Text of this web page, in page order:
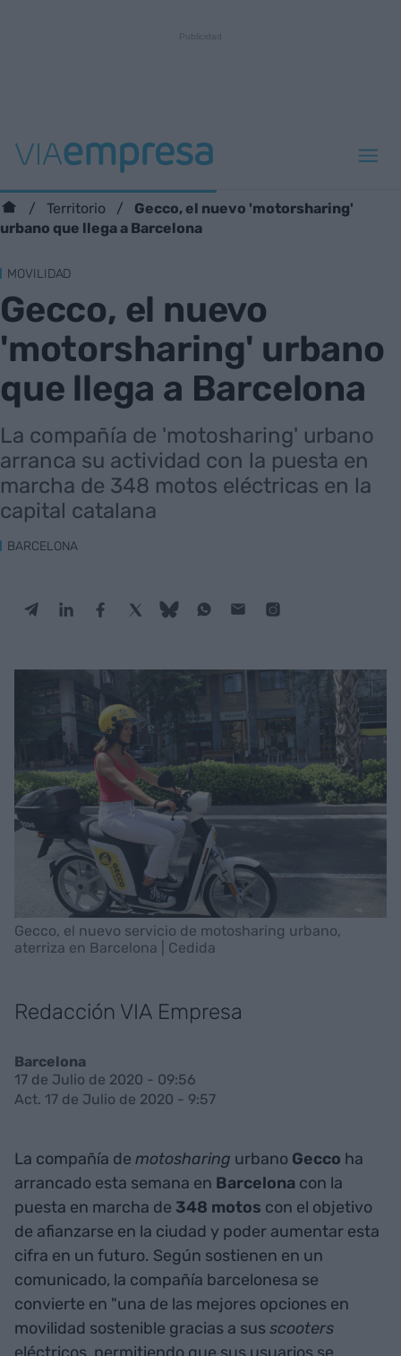
Territorio
Gecco, el nuevo 'motorsharing'
urbano que llega a Barcelona
MOVILIDAD
Gecco, el nuevo
'motorsharing' urbano
que llega a Barcelona
La compañía de 'motosharing' urbano
arranca su actividad con la puesta en
marcha de 348 motos eléctricas en la
capital catalana
BARCELONA
Gecco, el nuevo servicio de motosharing urbano,
aterriza en Barcelona | Cedida
Redacción VIA Empresa
Barcelona
17 de Julio de 2020 - 09:56
Act. 17 de Julio de 2020 - 9:57
La compañía de motosharing urbano Gecco ha
arrancado esta semana en Barcelona con la
puesta en marcha de 348 motos con el objetivo
de afianzarse en la ciudad y poder aumentar esta
cifra en un futuro. Según sostienen en un
comunicado, la compañía barcelonesa se
convierte en "una de las mejores opciones en
movilidad sostenible gracias a susscooters